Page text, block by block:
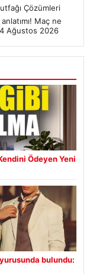
Çözümleri
Maç ne
Ağustos 2026
Ödeyen Yeni
bulundu: